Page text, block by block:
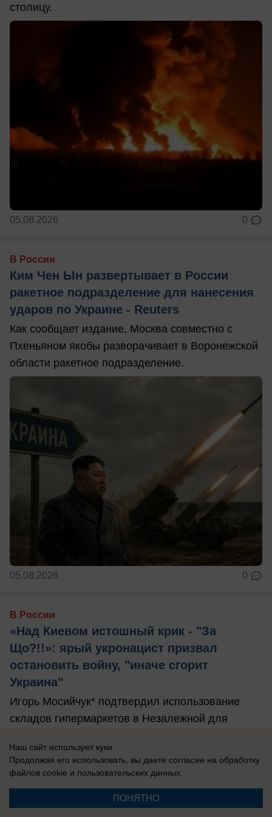
столицу.
05.08.2026 0
В России
Ким Чен Ын развертывает в России
ракетное подразделение для нанесения
ударов по Украине - Reuters
Как сообщает издание, Москва совместно с
Пхеньяном якобы разворачивает в Воронежской
области ракетное подразделение.
05.08.2026 0
В России
«Над Киевом истошный крик - "За
Що?!!»: ярый укронацист призвал
остановить войну, "иначе сгорит
Украина"
Игорь Мосийчук* подтвердил использование
складов гипермаркетов в Незалежной для
Наш сайт использует куки.
Продолжая его использовать, вы даете согласие на обработку
файлов cookie и пользовательских данных.
ПОНЯТНО